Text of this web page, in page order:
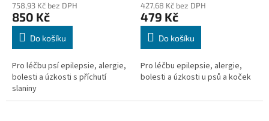
758,93 Kč bez DPH
850 Kč
Do košíku
Pro léčbu psí epilepsie, alergie,
bolesti a úzkosti s příchutí
slaniny
427,68 Kč bez DPH
479 Kč
Do košíku
Pro léčbu epilepsie, alergie,
bolesti a úzkosti u psů a koček